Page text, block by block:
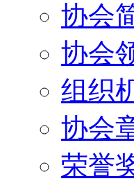
协会
协会
组织
协会
荣誉